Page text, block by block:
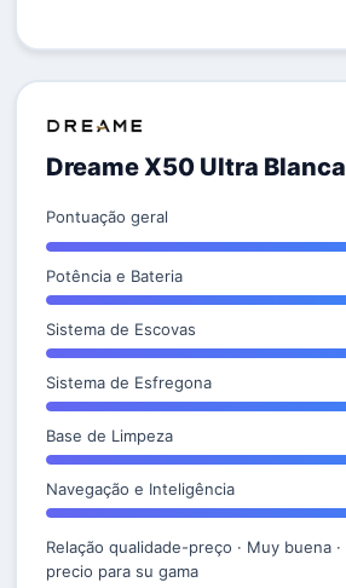
Dreame X50 Ultra Blanca
Pontuação geral
Potência e Bateria
Sistema de Escovas
Sistema de Esfregona
Base de Limpeza
Navegação e Inteligência
Relação qualidade-preço · Muy buena ·
precio para su gama